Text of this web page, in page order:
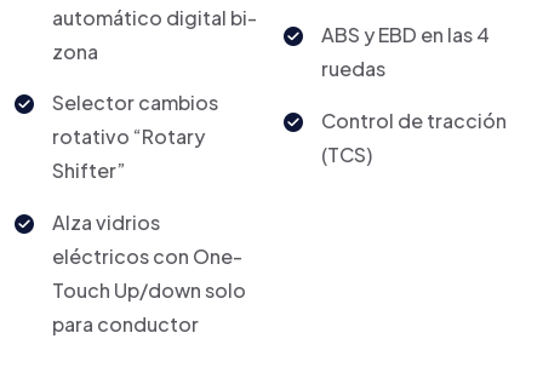
automático digital bi-
zona
Selector cambios
rotativo “Rotary
Shifter”
Alza vidrios
eléctricos con One-
Touch Up/down solo
para conductor
ABS y EBD en las 4
ruedas
Control de tracción
(TCS)